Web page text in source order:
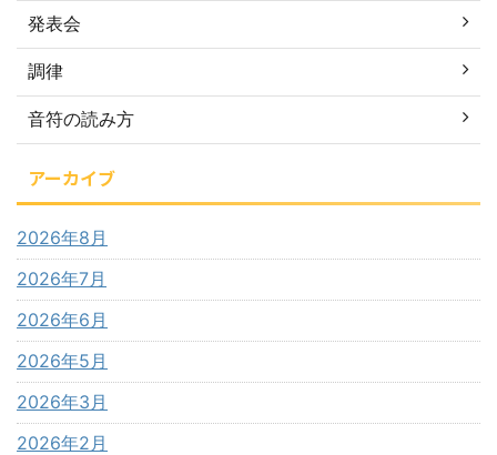
発表会
調律
音符の読み方
アーカイブ
2026年8月
2026年7月
2026年6月
2026年5月
2026年3月
2026年2月